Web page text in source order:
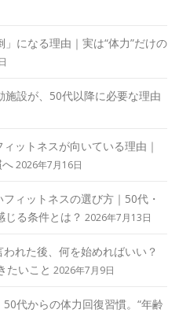
になる理由｜実は“体力”だけの
施設が、50代以降に必要な理由
ットネスが向いている理由｜
へ2026年7月16日
ィットネスの選び方｜50代・
る条件とは？ 2026年7月13日
れた後、何を始めればいい？
たいこと 2026年7月9日
代からの体力回復習慣。“年齢